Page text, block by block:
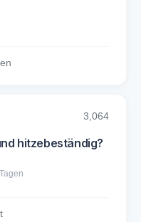
3,064
hitzebeständig?